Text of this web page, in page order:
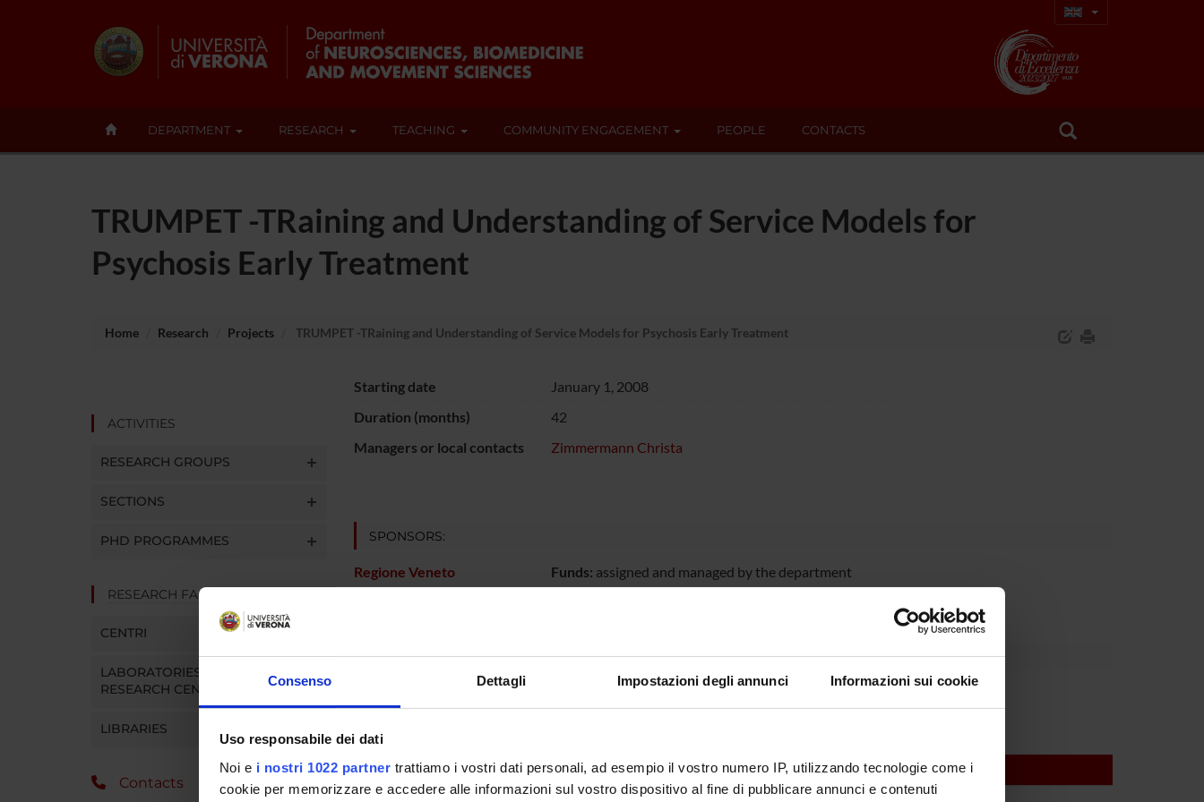
Consenso Dettagli Impostazioni degli annunci Informazioni sui cookie
Uso responsabile dei dati
Noi e i nostri 1022 partner trattiamo i vostri dati personali, ad esempio il vostro numero IP, utilizzando tecnologie come i
cookie per memorizzare e accedere alle informazioni sul vostro dispositivo al fine di pubblicare annunci e contenuti
DEPARTMENT RESEARCH TEACHING COMMUNITY ENGAGEMENT PEOPLE CONTACTS
TRUMPET -TRaining and Understanding of Service Models for
Psychosis Early Treatment
Home Research Projects TRUMPET -TRaining and Understanding of Service Models for Psychosis Early Treatment
ACTIVITIES
RESEARCH GROUPS
SECTIONS
PHD PROGRAMMES
RESEARCH FACILITIES
CENTRI
LABORATORIES AND
RESEARCH CENTRES
LIBRARIES
Contacts
Starting date
January 1, 2008
Duration (months)
42
Managers or local contacts
Zimmermann Christa
SPONSORS:
Regione Veneto Funds: assigned and managed by the department
PROJECT PARTICIPANTS
Research Assistants
RESEARCH AREAS INVOLVED IN THE PROJECT